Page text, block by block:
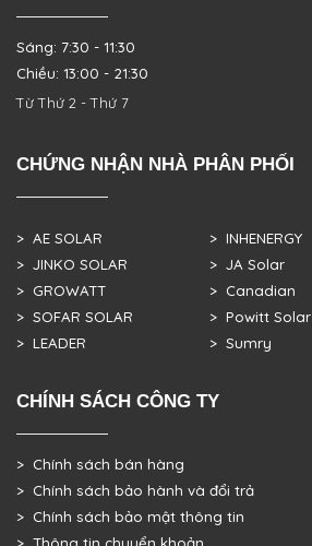
Sáng: 7:30 - 11:30
Chiều: 13:00 - 21:30
Từ Thứ 2 - Thứ 7
CHỨNG NHẬN NHÀ PHÂN PHỐI
> AE SOLAR
> JINKO SOLAR
> GROWATT
> SOFAR SOLAR
> LEADER
> INHENERGY
> JA Solar
> Canadian
> Powitt Solar
> Sumry
CHÍNH SÁCH CÔNG TY
> Chính sách bán hàng
> Chính sách bảo hành và đổi trả
> Chính sách bảo mật thông tin
> Thông tin chuyển khoản